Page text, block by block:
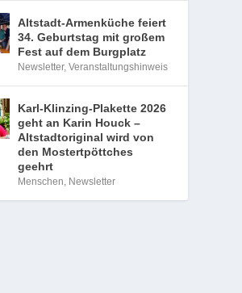
Altstadt-Armenküche feiert
34. Geburtstag mit großem
Fest auf dem Burgplatz
Newsletter,Veranstaltungshinweis
Karl-Klinzing-Plakette 2026
geht an Karin Houck –
Altstadtoriginal wird von
den Mostertpöttches
geehrt
Menschen, Newsletter